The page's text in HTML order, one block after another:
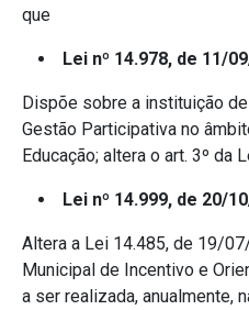
que
Lei nº 14.978, de 11/
Dispõe sobre a instituição
Gestão Participativa no
Educação; altera o art. 3º da
Lei nº 14.999, de 20/
Altera a Lei 14.485, de 19/
Municipal de Incentivo e
a ser realizada, anualmente,